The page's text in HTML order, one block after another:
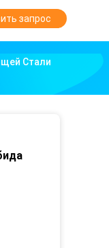
запрос
Стали